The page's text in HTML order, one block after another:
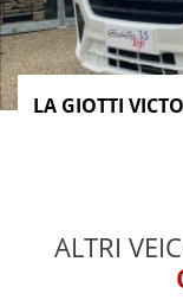
LA GIOTTI
ALTRI